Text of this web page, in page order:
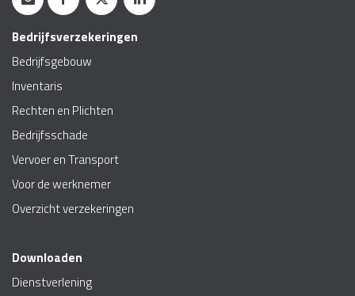
Bedrijfsverzekeringen
Bedrijfsgebouw
Inventaris
Rechten en Plichten
Bedrijfsschade
Vervoer en Transport
Voor de werknemer
Overzicht verzekeringen
Downloaden
Dienstverlening